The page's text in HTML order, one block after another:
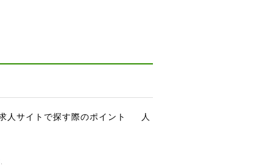
人サイトで探す際のポイント
人